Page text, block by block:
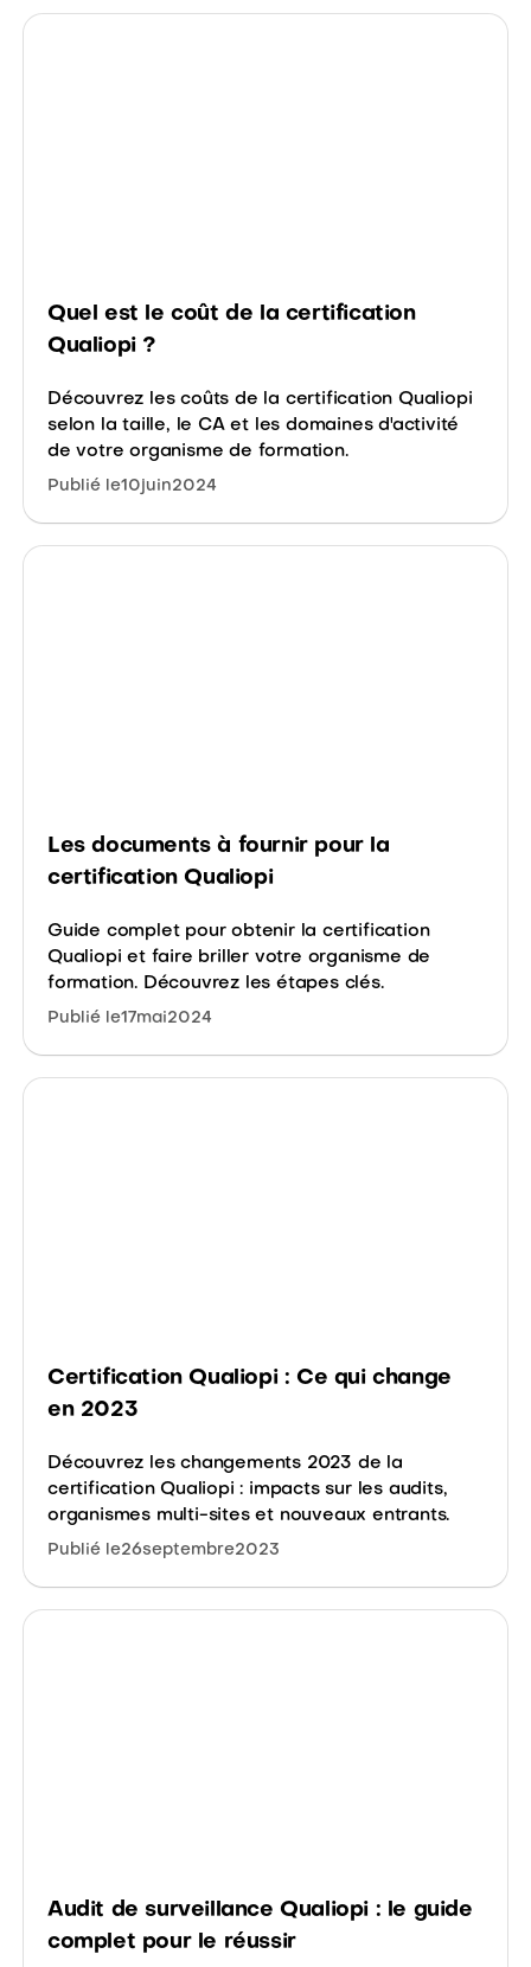
Quel est le coût de la certification
Qualiopi ?
Découvrez les coûts de la certification Qualiopi
selon la taille, le CA et les domaines d'activité
de votre organisme de formation.
Publié le10juin2024
Les documents à fournir pour la
certification Qualiopi
Guide complet pour obtenir la certification
Qualiopi et faire briller votre organisme de
formation. Découvrez les étapes clés.
Publié le17mai2024
Certification Qualiopi : Ce qui change
en 2023
Découvrez les changements 2023 de la
certification Qualiopi : impacts sur les audits,
organismes multi-sites et nouveaux entrants.
Publié le26septembre2023
Audit de surveillance Qualiopi : le guide
complet pour le réussir